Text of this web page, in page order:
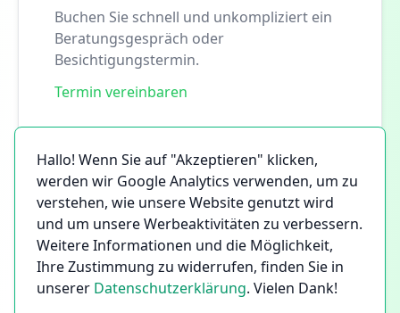
Buchen Sie schnell und unkompliziert ein
Beratungsgespräch oder
Besichtigungstermin.
Termin vereinbaren
Hallo! Wenn Sie auf "Akzeptieren" klicken,
werden wir Google Analytics verwenden, um zu
verstehen, wie unsere Website genutzt wird
und um unsere Werbeaktivitäten zu verbessern.
Weitere Informationen und die Möglichkeit,
Ihre Zustimmung zu widerrufen, finden Sie in
unserer Datenschutzerklärung. Vielen Dank!